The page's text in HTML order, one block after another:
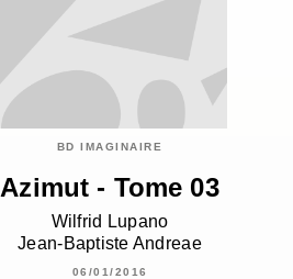
BD IMAGINAIRE
Azimut - Tome 03
Wilfrid Lupano
Jean-Baptiste Andreae
06/01/2016